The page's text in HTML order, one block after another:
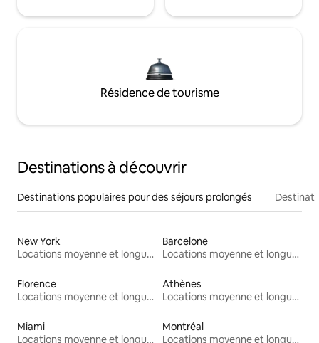
Résidence de tourisme
Destinations à découvrir
Destinations populaires pour des séjours prolongés
New York
Locations moyenne et longue durée
Barcelone
Locations moyenne et longue durée
Florence
Locations moyenne et longue durée
Athènes
Locations moyenne et longue durée
Miami
Locations moyenne et longue durée
Montréal
Locations moyenne et longue durée